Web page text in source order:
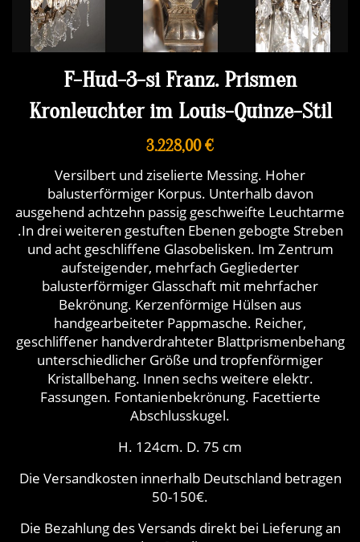
F-Hud-3-si Franz. Prismen
Kronleuchter im Louis-Quinze-Stil
3.228,00 €
Versilbert und ziselierte Messing. Hoher
balusterförmiger Korpus. Unterhalb davon
ausgehend achtzehn passig geschweifte Leuchtarme
.In drei weiteren gestuften Ebenen gebogte Streben
und acht geschliffene Glasobelisken. Im Zentrum
aufsteigender, mehrfach Gegliederter
balusterförmiger Glasschaft mit mehrfacher
Bekrönung. Kerzenförmige Hülsen aus
handgearbeiteter Pappmasche. Reicher,
geschliffener handverdrahteter Blattprismenbehang
unterschiedlicher Größe und tropfenförmiger
Kristallbehang. Innen sechs weitere elektr.
Fassungen. Fontanienbekrönung. Facettierte
Abschlusskugel.
H. 124cm. D. 75 cm
Die Versandkosten innerhalb Deutschland betragen
50-150€.
Die Bezahlung des Versands direkt bei Lieferung an